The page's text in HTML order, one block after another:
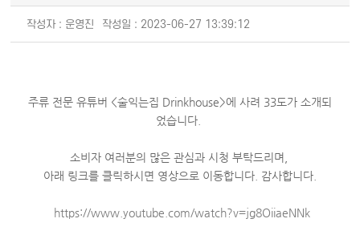
작성자 : 운영진 작성일 : 2023-06-27 13:39:12
주류 전문 유튜버 <술익는집 Drinkhouse>에 사려 33도가 소개되
었습니다.
소비자 여러분의 많은 관심과 시청 부탁드리며,
아래 링크를 클릭하시면 영상으로 이동합니다. 감사합니다.
https://www.youtube.com/watch?v=jg8OiiaeNNk